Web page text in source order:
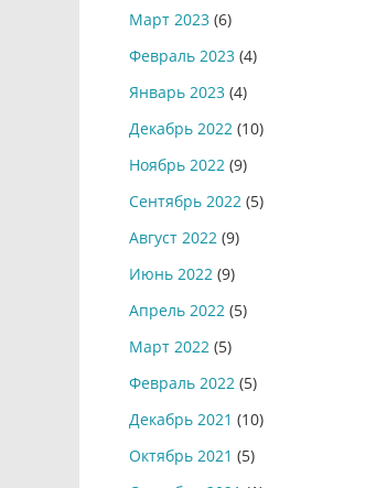
Март 2023 (6)
Февраль 2023 (4)
Январь 2023 (4)
Декабрь 2022 (10)
Ноябрь 2022 (9)
Сентябрь 2022 (5)
Август 2022 (9)
Июнь 2022 (9)
Апрель 2022 (5)
Март 2022 (5)
Февраль 2022 (5)
Декабрь 2021 (10)
Октябрь 2021 (5)